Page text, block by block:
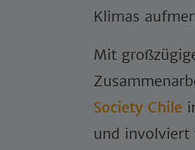
Klimas
Mit
Society Chile
und involviert